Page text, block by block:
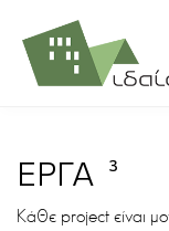
ΕΡΓΑ 3
Κάθε project είναι